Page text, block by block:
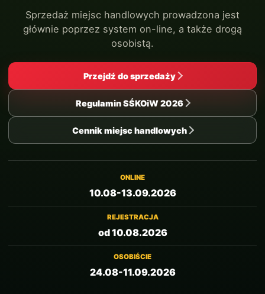
Sprzedaż miejsc handlowych prowadzona jest
głównie poprzez system on-line, a także drogą
osobistą.
Przejdź do sprzedaży
Regulamin SŚKOiW 2026
Cennik miejsc handlowych
ONLINE
10.08-13.09.2026
REJESTRACJA
od 10.08.2026
OSOBIŚCIE
24.08-11.09.2026